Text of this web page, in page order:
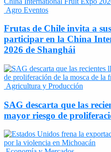
Agro Eventos
Frutas de Chile invita a
participar en la China
2026 de Shanghái
Agricultura y Producción
SAG descarta que las
mayor riesgo de